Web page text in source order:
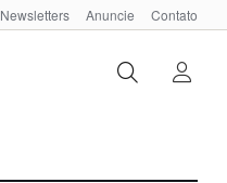
Newsletters Anuncie Contato